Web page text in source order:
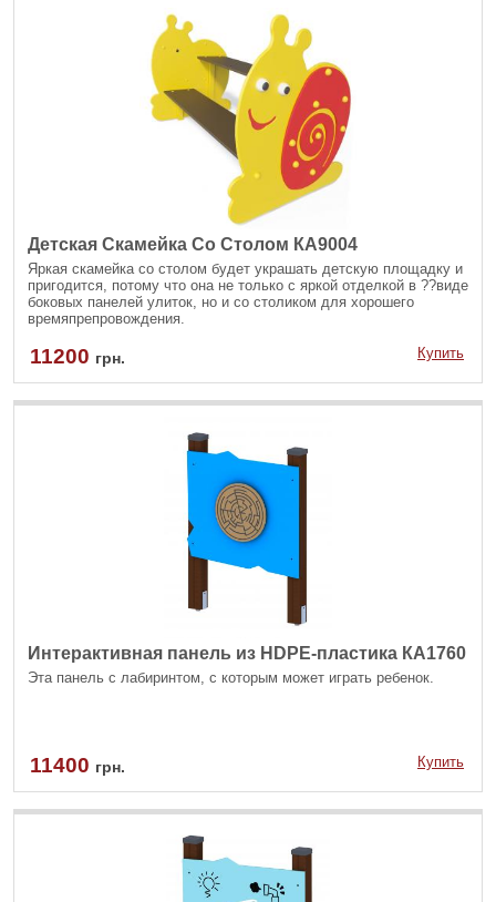
Детская Скамейка Со Столом КА9004
Яркая скамейка со столом будет украшать детскую площадку и
пригодится, потому что она не только с яркой отделкой в ??виде
боковых панелей улиток, но и со столиком для хорошего
времяпрепровождения.
11200 грн. Купить
Интерактивная панель из HDPE-пластика КА1760
Эта панель с лабиринтом, с которым может играть ребенок.
11400 грн. Купить